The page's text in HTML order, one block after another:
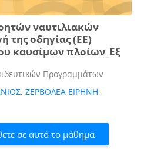
ναυτιλιακών
της οδηγίας (ΕΕ)
καυσίμων πλοίων_Εξ
Προγραμμάτων
, ΖΕΡΒΟΛΕΑ ΕΙΡΗΝΗ,
σε αυτό το μάθημα